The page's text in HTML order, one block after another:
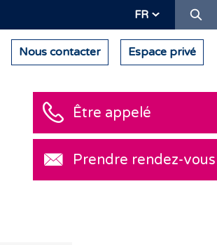
FR
Nous contacter Espace privé
Être appelé
Prendre rendez-vous